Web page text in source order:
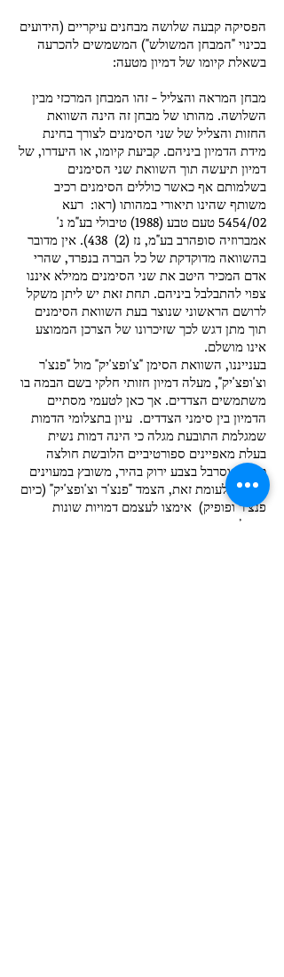
הפסיקה קבעה שלושה מבחנים עיקריים (הידועים
בכינוי "המבחן המשולש") המשמשים להכרעה
בשאלת קיומו של דמיון מטעה:
מבחן המראה והצליל - זהו המבחן המרכזי מבין
השלושה. מהותו של מבחן זה הינה השוואת
החזות והצליל של שני הסימנים לצורך בחינת
מידת הדמיון ביניהם. קביעת קיומו, או היעדרו, של
דמיון תיעשה תוך השוואת שני הסימנים
בשלמותם אף כאשר כוללים הסימנים רכיב
משותף שהינו תיאורי במהותו (ראו: ‎ רעא
5454/02 טעם טבע (1988) טיבולי בע"מ נ'
אמברוזיה סופהרב בע"מ, נז (2) 438). אין מדובר
בהשוואה מדוקדקת של כל הברה בנפרד, שהרי
אדם המכיר היטב את שני הסימנים ממילא איננו
צפוי להתבלבל ביניהם. תחת זאת יש ליתן משקל
לרושם הראשוני שנוצר בעת השוואת הסימנים
תוך מתן דגש לכך שזיכרונו של הצרכן הממוצע
אינו מושלם.
בענייננו, השוואת הסימן "צ'ופצ'יק" מול "פנצ'ר
וצ'ופצ'יק", מעלה דמיון חזותי חלקי בשם הבמה בו
משתמשים הצדדים. אך כאן לטעמי מסתיים
הדמיון בין סימני הצדדים. עיון בתצלומי הדמות
שמגלמת התובעת מגלה כי הינה דמות נשית
בעלת מאפיינים ספורטיביים הלובשת חולצה
כתובה וסרבל בצבע ירוק בהיר, משובץ במעוינים
ורודים. לעומת זאת, הצמד "פנצ'ר וצ'ופצ'יק" (כיום
פנצ'ר ופופיק) אימצו לעצמם דמויות שונות
בתכלית. מדובר בצמד גברים שדמויותיהם